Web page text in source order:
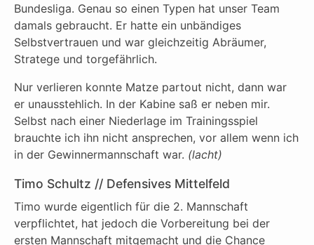
Bundesliga. Genau so einen Typen hat unser Team
damals gebraucht. Er hatte ein unbändiges
Selbstvertrauen und war gleichzeitig Abräumer,
Stratege und torgefährlich.
Nur verlieren konnte Matze partout nicht, dann war
er unausstehlich. In der Kabine saß er neben mir.
Selbst nach einer Niederlage im Trainingsspiel
brauchte ich ihn nicht ansprechen, vor allem wenn ich
in der Gewinnermannschaft war. (lacht)
Timo Schultz // Defensives Mittelfeld
Timo wurde eigentlich für die 2. Mannschaft
verpflichtet, hat jedoch die Vorbereitung bei der
ersten Mannschaft mitgemacht und die Chance